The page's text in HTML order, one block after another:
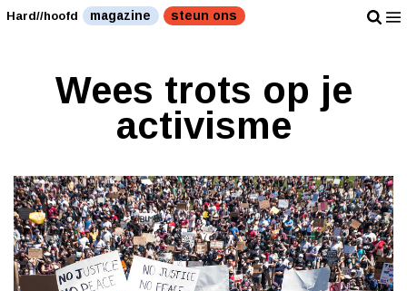
Hard//hoofd magazine steun ons
Wees trots op je
activisme